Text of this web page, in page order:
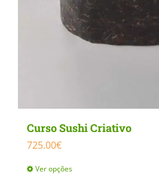
product
Curso Sushi Criativo
725.00€
Ver opções